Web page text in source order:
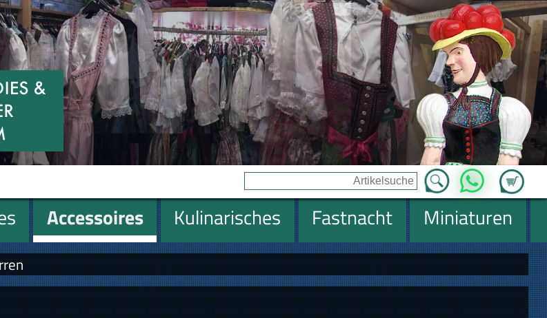
Zum
WhatsApp
Accessoires Kulinarisches Fastnacht
Miniaturen